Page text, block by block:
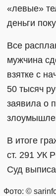
«левые»
деньги
Все
мужчина
взятке с
50 тысяч
заявила о
В итоге
ст. 291 УК
Суд
Фото: ©